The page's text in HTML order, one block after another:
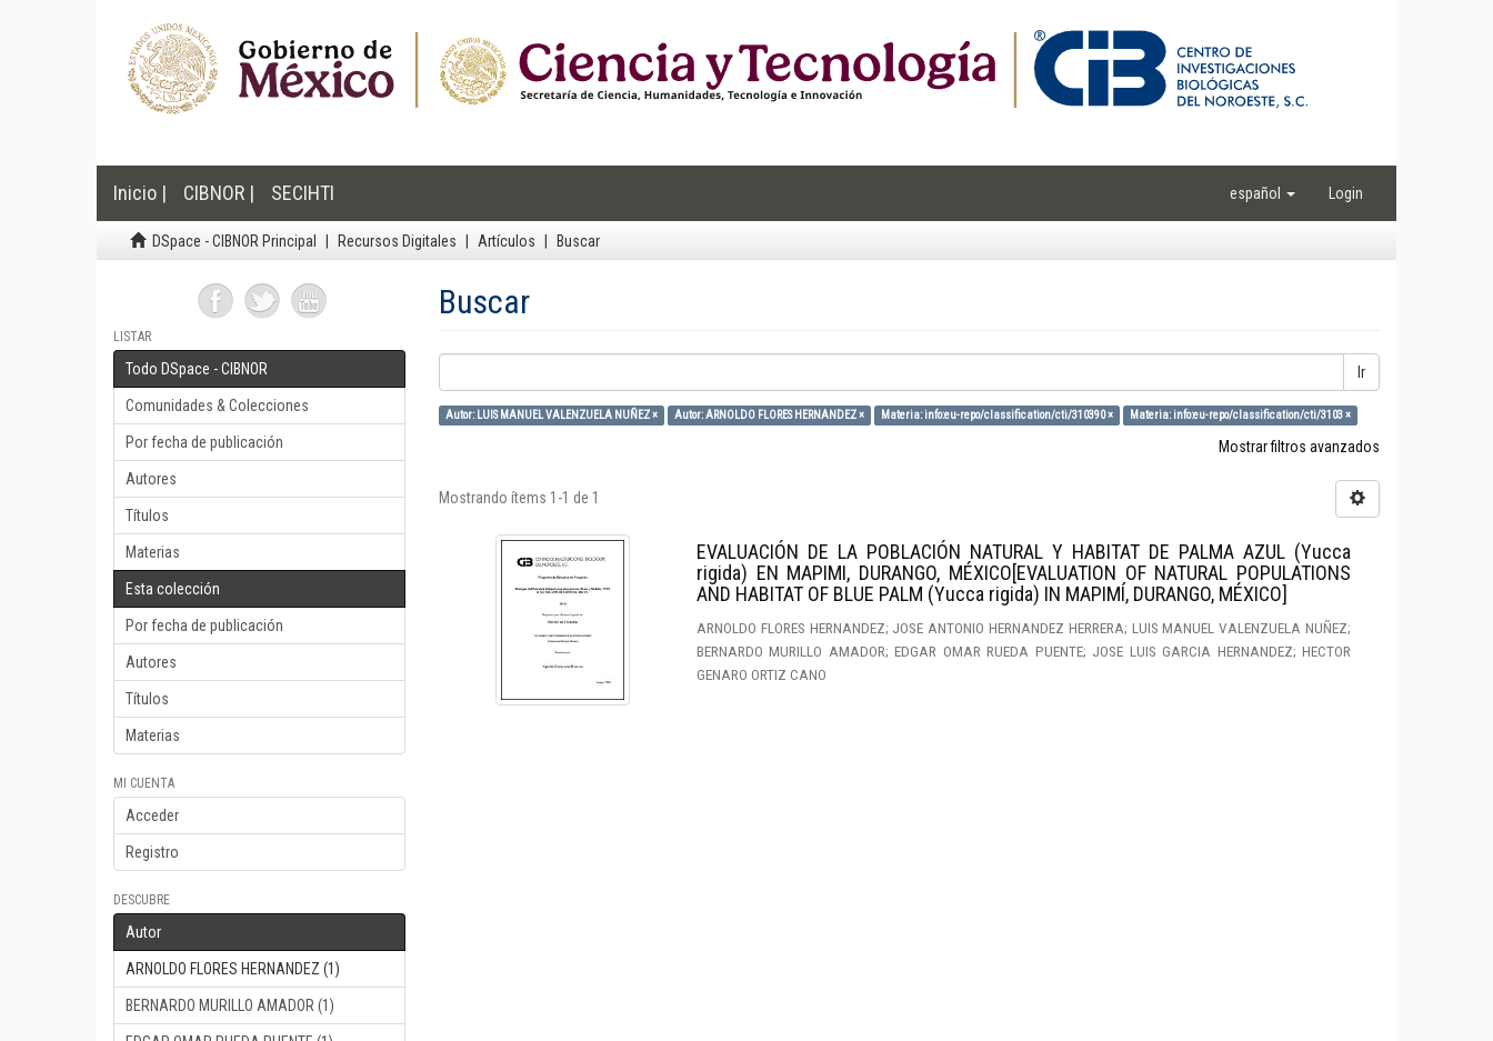
Inicio | CIBNOR | SECIHTI español Login
DSpace - CIBNOR Principal Recursos Digitales Artículos Buscar
LISTAR
Todo DSpace - CIBNOR
Comunidades & Colecciones
Por fecha de publicación
Autores
Títulos
Materias
Esta colección
Por fecha de publicación
Autores
Títulos
Materias
MI CUENTA
Acceder
Registro
DESCUBRE
Autor
ARNOLDO FLORES HERNANDEZ (1)
BERNARDO MURILLO AMADOR (1)
Buscar
Ir
Autor: LUIS MANUEL VALENZUELA NUÑEZ × Autor: ARNOLDO FLORES HERNANDEZ × Materia: info:eu-repo/classification/cti/310390 × Materia: info:eu-repo/classification/cti/3103 ×
Mostrar filtros avanzados
Mostrando ítems 1-1 de 1
EVALUACIÓN DE LA POBLACIÓN NATURAL Y HABITAT DE PALMA AZUL (Yucca
rigida) EN MAPIMI, DURANGO, MÉXICO[EVALUATION OF NATURAL POPULATIONS
AND HABITAT OF BLUE PALM (Yucca rigida) IN MAPIMÍ, DURANGO, MÉXICO]
ARNOLDO FLORES HERNANDEZ; JOSE ANTONIO HERNANDEZ HERRERA; LUIS MANUEL VALENZUELA NUÑEZ;
BERNARDO MURILLO AMADOR; EDGAR OMAR RUEDA PUENTE; JOSE LUIS GARCIA HERNANDEZ; HECTOR
GENARO ORTIZ CANO